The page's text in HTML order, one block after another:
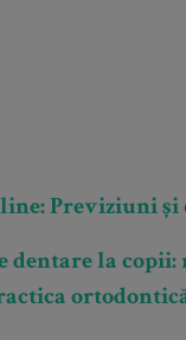
Previziuni și
dentare la copii: